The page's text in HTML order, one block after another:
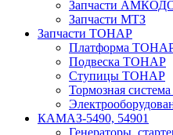
Запчасти
Запчасти МТЗ
Запчасти ТОНАР
Платформа
Подвеска ТОНАР
Ступицы ТОНАР
Тормозная
КАМАЗ-5490, 54901
Генераторы,